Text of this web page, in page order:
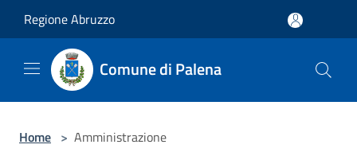
Regione Abruzzo
Comune di Palena
Home > Amministrazione